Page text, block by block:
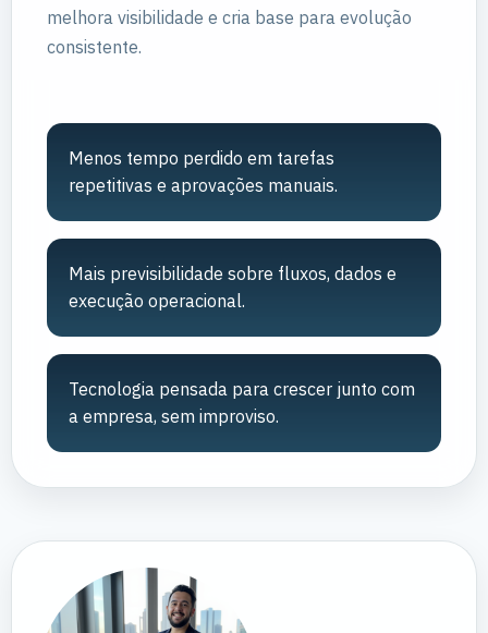
melhora visibilidade e cria base para evolução
consistente.
Menos tempo perdido em tarefas
repetitivas e aprovações manuais.
Mais previsibilidade sobre fluxos, dados e
execução operacional.
Tecnologia pensada para crescer junto com
a empresa, sem improviso.